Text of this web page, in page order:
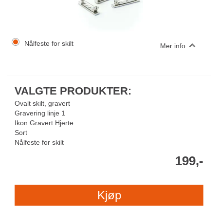
Nålfeste for skilt Mer info
VALGTE PRODUKTER:
Ovalt skilt, gravert
Gravering linje 1
Ikon Gravert Hjerte
Sort
Nålfeste for skilt
199,-
Kjøp